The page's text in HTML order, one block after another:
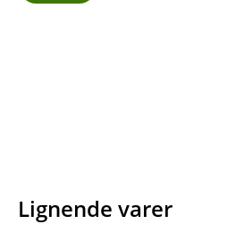
Lignende varer